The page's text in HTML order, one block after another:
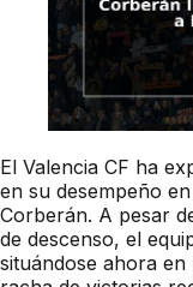
El Valencia CF ha
en su desempeño
Corberán. A pesar
de descenso, el
situándose ahora en